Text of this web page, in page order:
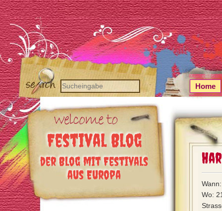
Festival Blog
der Blog mit Festivals
aus Europa
Home
Wo: